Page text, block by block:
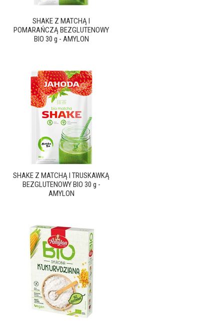
SHAKE Z MATCHĄ I
POMARAŃCZĄ BEZGLUTENOWY
BIO 30 g - AMYLON
SHAKE Z MATCHĄ I TRUSKAWKĄ
BEZGLUTENOWY BIO 30 g -
AMYLON